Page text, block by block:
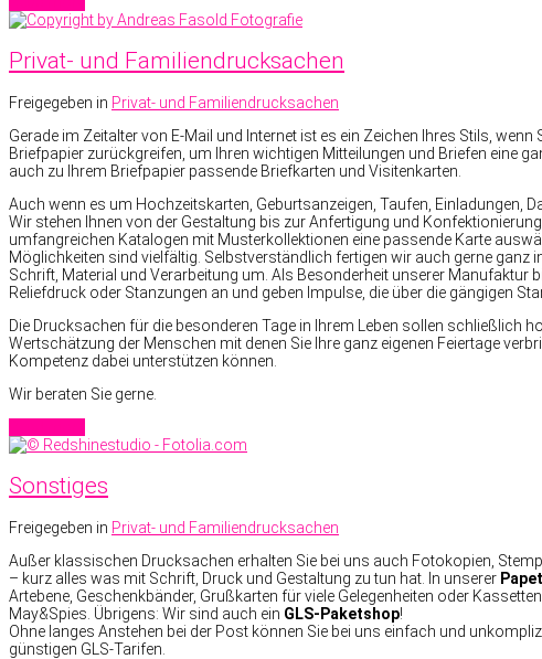
Privat- und Familiendrucksachen
Freigegeben in Privat- und Familiendrucksachen
Gerade im Zeitalter von E-Mail und Internet ist es ein Zeichen Ihres Stils,
Briefpapier zurückgreifen, um Ihren wichtigen Mitteilungen und Briefen eine
auch zu Ihrem Briefpapier passende Briefkarten und Visitenkarten.
Auch wenn es um Hochzeitskarten, Geburtsanzeigen, Taufen, Einladungen,
Wir stehen Ihnen von der Gestaltung bis zur Anfertigung und
umfangreichen Katalogen mit Musterkollektionen eine passende Karte
Möglichkeiten sind vielfältig. Selbstverständlich fertigen wir auch gerne ganz
Schrift, Material und Verarbeitung um. Als Besonderheit unserer Manufaktur
Reliefdruck oder Stanzungen an und geben Impulse, die über die gängigen
Die Drucksachen für die besonderen Tage in Ihrem Leben sollen schließlich
Wertschätzung der Menschen mit denen Sie Ihre ganz eigenen Feiertage
Kompetenz dabei unterstützen können.
Wir beraten Sie gerne.
Sonstiges
Freigegeben in Privat- und Familiendrucksachen
Außer klassischen Drucksachen erhalten Sie bei uns auch Fotokopien,
– kurz alles was mit Schrift, Druck und Gestaltung zu tun hat. In unserer
Artebene, Geschenkbänder, Grußkarten für viele Gelegenheiten oder
May&Spies. Übrigens: Wir sind auch ein GLS-Paketshop!
Ohne langes Anstehen bei der Post können Sie bei uns einfach und
günstigen GLS-Tarifen.